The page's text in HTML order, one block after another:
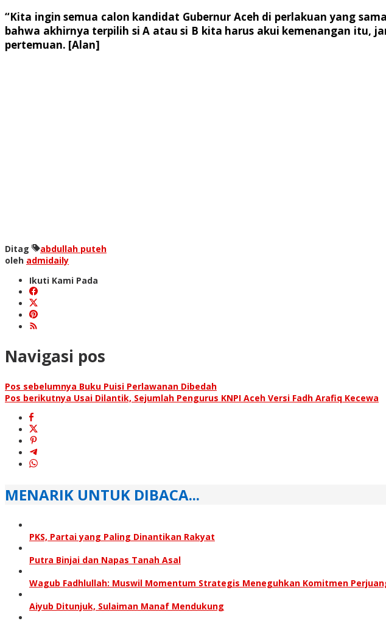
“Kita ingin semua calon kandidat Gubernur Aceh di perlakuan yang
bahwa akhirnya terpilih si A atau si B kita harus akui kemenangan itu,
pertemuan. [Alan]
Ditag
abdullah puteh
oleh admidaily
Ikuti Kami Pada
Navigasi pos
Pos sebelumnya Buku Puisi Perlawanan Dibedah
Pos berikutnya Usai Dilantik, Sejumlah Pengurus KNPI Aceh Versi Fadh Arafiq Kecewa
MENARIK UNTUK DIBACA...
PKS, Partai yang Paling Dinantikan Rakyat
Putra Binjai dan Napas Tanah Asal
Wagub Fadhlullah: Muswil Momentum Strategis Meneguhkan Komitmen
Aiyub Ditunjuk, Sulaiman Manaf Mendukung